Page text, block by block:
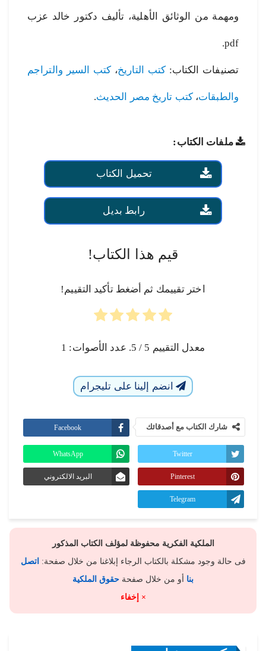
ومهمة من الوثائق الأهلية، تأليف دكتور خالد عزب
pdf.
تصنيفات الكتاب:كتب التاريخ، كتب السير والتراجم
والطبقات،كتب تاريخ مصر الحديث.
ملفات الكتاب:
تحميل الكتاب
رابط بديل
قيم هذا الكتاب!
اختر تقييمك ثم أضغط تأكيد التقييم!
معدل التقييم 5 / 5. عدد الأصوات: 1
انضم إلينا على تليجرام
شارك الكتاب مع أصدقائك Facebook
Twitter
WhatsApp
Pinterest البريد الالكتروني
Telegram
الملكية الفكرية محفوظة لمؤلف الكتاب المذكور
فى حالة وجود مشكلة بالكتاب الرجاء إبلاغنا من خلال صفحة: اتصل
بنا أو من خلال صفحة حقوق الملكية
× إخفاء